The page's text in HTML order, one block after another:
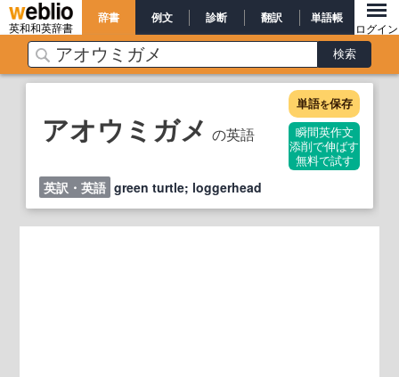
英和和英辞書
辞書 例文 診断 翻訳 単語帳
ログイン
アオウミガメ の英語
単語を保存
瞬間英作文
添削で伸ばす
無料で試す
英訳・英語 green turtle; loggerhead